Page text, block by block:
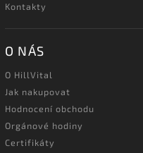
Kontakty
O NÁS
O HillVital
Jak nakupovat
Hodnocení obchodu
Orgánové hodiny
Certifikáty